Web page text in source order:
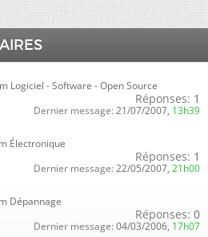
Logiciel - Software - Open Source
Réponses: 1
Dernier message: 21/07/2007, 13h39
Électronique
Réponses: 1
Dernier message: 22/05/2007, 21h00
Dépannage
Réponses: 0
Dernier message: 04/03/2006, 17h07